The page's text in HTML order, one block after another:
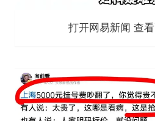
打开网易新闻 查